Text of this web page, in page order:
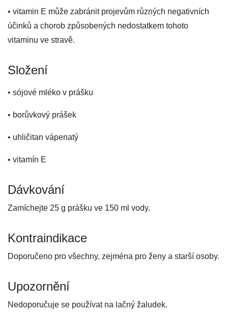
• vitamin E může zabránit projevům různých negativních
účinků a chorob způsobených nedostatkem tohoto
vitaminu ve stravě.
Složení
• sójové mléko v prášku
• borůvkový prášek
• uhličitan vápenatý
• vitamín E
Dávkování
Zamíchejte 25 g prášku ve 150 ml vody.
Kontraindikace
Doporučeno pro všechny, zejména pro ženy a starší osoby.
Upozornění
Nedoporučuje se používat na lačný žaludek.